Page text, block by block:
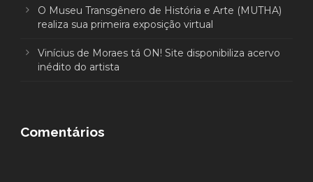
O Museu Transgênero de História e Arte (MUTHA)
realiza sua primeira exposição virtual
Vinícius de Moraes tá ON! Site disponibiliza acervo
inédito do artista
Comentários